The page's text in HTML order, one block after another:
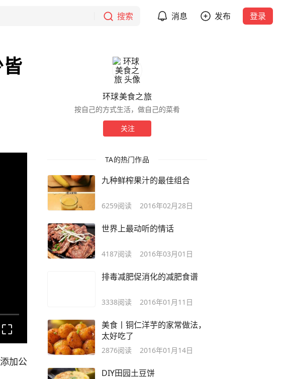
搜索 消息 发布 登录
加公
环球美食之旅
按自己的方式生活，做自己的菜肴
关注
TA的热门作品
九种鲜榨果汁的最佳组合
6259阅读 2016年02月28日
世界上最动听的情话
4187阅读 2016年03月01日
排毒减肥促消化的减肥食谱
3338阅读 2016年01月11日
美食丨铜仁洋芋的家常做法，
太好吃了
2876阅读 2016年01月14日
DIY田园土豆饼